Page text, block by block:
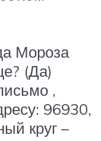
Мороза
(Да)
,
96930,
круг –